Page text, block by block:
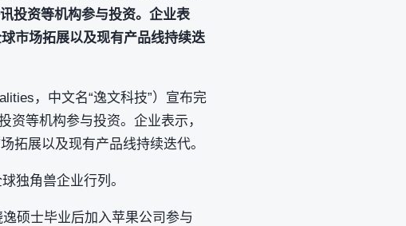
投资等机构参与投资。企业表
市场拓展以及现有产品线持续迭
，中文名“逸文科技”）宣布完
资等机构参与投资。企业表示，
拓展以及现有产品线持续迭代。
独角兽企业行列。
硕士毕业后加入苹果公司参与